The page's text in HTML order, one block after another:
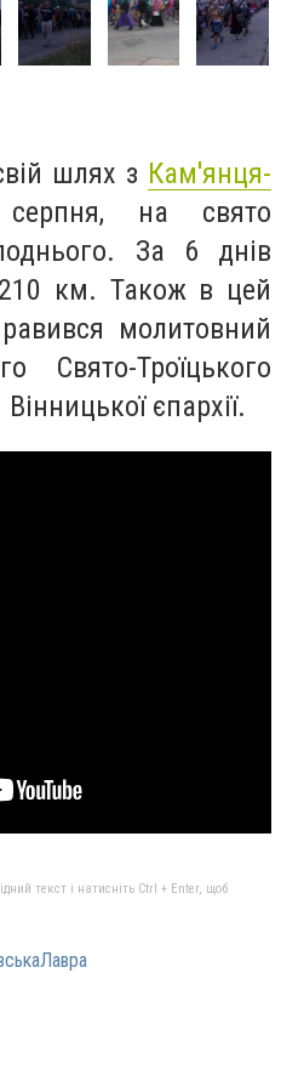
шлях з Кам'янця-
на свято
За 6 днів
км. Також в цей
молитовний
Свято-Троїцького
єпархії.
текст і натисніть Ctrl + Enter, щоб